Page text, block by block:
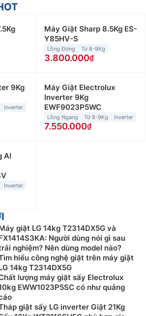
Máy Giặt Sharp 8.5Kg ES-
Y85HV-S
Lồng Đứng Từ 8-9Kg
3.800.000
9Kg
Inverter
Máy Giặt Electrolux
Inverter 9Kg
EWF9023P5WC
Lồng Ngang Từ 8-9Kg Inverter
7.550.000
AI
Inverter
giặt LG 14kg T2314DX5G và
Người dùng nói gì sau
nghiệm? Nên dùng model nào?
hiểu công nghệ giặt trên máy giặt
14kg T2314DX5G
lượng máy giặt sấy Electrolux
EWW1023P5SC có như quảng
giặt sấy LG inverter Giặt 21Kg